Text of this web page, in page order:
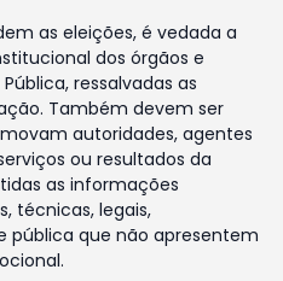
as eleições, é vedada a
dos órgãos e
ressalvadas as
Também devem ser
autoridades, agentes
ou resultados da
as informações
técnicas, legais,
pública que não apresentem